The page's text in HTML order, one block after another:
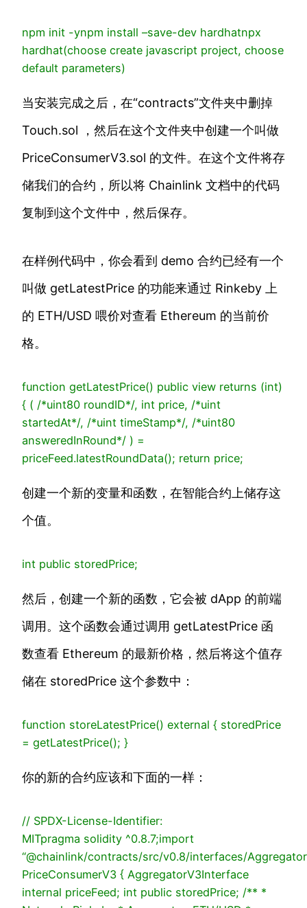
npm init -ynpm install –save-dev hardhatnpx
hardhat(choose create javascript project, choose
default parameters)
当安装完成之后，在“contracts”文件夹中删掉
Touch.sol ，然后在这个文件夹中创建一个叫做
PriceConsumerV3.sol 的文件。在这个文件将存
储我们的合约，所以将 Chainlink 文档中的代码
复制到这个文件中，然后保存。
在样例代码中，你会看到 demo 合约已经有一个
叫做 getLatestPrice 的功能来通过 Rinkeby 上
的 ETH/USD 喂价对查看 Ethereum 的当前价
格。
function getLatestPrice() public view returns (int)
{ ( /*uint80 roundID*/, int price, /*uint
startedAt*/, /*uint timeStamp*/, /*uint80
answeredInRound*/ ) =
priceFeed.latestRoundData(); return price;
创建一个新的变量和函数，在智能合约上储存这
个值。
int public storedPrice;
然后，创建一个新的函数，它会被 dApp 的前端
调用。这个函数会通过调用 getLatestPrice 函
数查看 Ethereum 的最新价格，然后将这个值存
储在 storedPrice 这个参数中：
function storeLatestPrice() external { storedPrice
= getLatestPrice(); }
你的新的合约应该和下面的一样：
// SPDX-License-Identifier:
MITpragma solidity ^0.8.7;import
“@chainlink/contracts/src/v0.8/interfaces/
PriceConsumerV3 { AggregatorV3Interface
internal priceFeed; int public storedPrice; /** *